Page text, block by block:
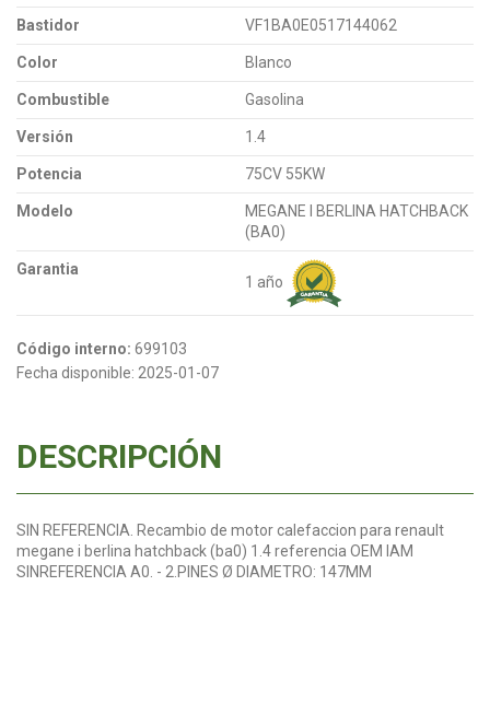
Bastidor VF1BA0E0517144062
Color Blanco
Combustible Gasolina
Versión 1.4
Potencia 75CV 55KW
Modelo
MEGANE I BERLINA HATCHBACK
(BA0)
Garantia
1 año
Código interno: 699103
Fecha disponible: 2025-01-07
DESCRIPCIÓN
SIN REFERENCIA. Recambio de motor calefaccion para renault
megane i berlina hatchback (ba0) 1.4 referencia OEM IAM
SINREFERENCIA A0. - 2.PINES Ø DIAMETRO: 147MM